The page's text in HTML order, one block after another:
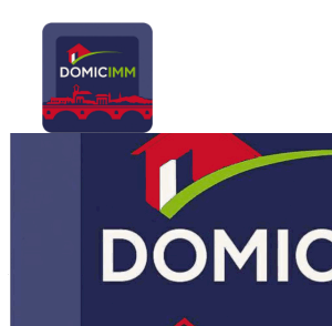
Domicimm, Agence Immobilière
Appartement T4 Blagnac 86,01 m2
Appartement T4